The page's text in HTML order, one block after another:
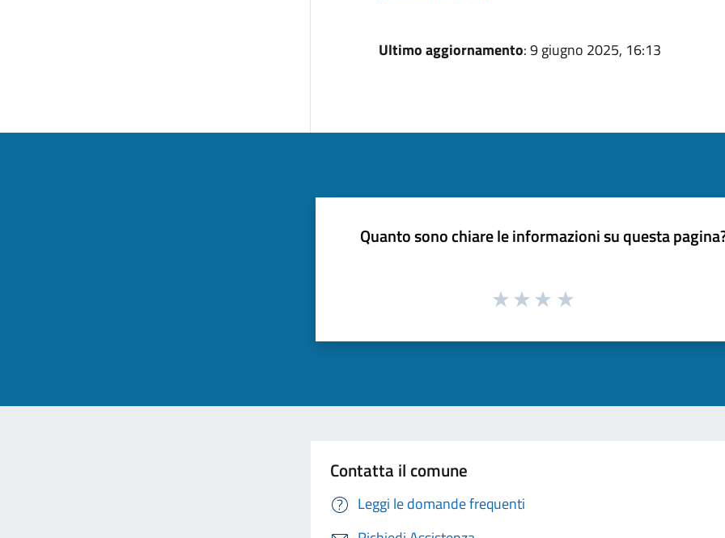
Ultimo aggiornamento: 9 giugno 2025, 16:13
Quanto sono chiare le informazioni su questa
Contatta il comune
Leggi le domande frequenti